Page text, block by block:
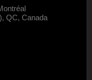
QC, Canada